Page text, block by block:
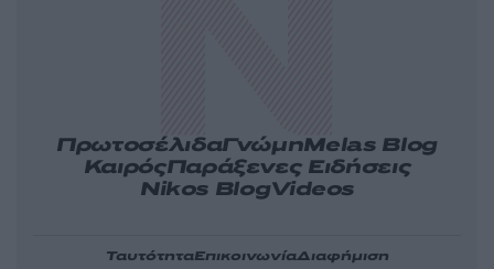
ΠρωτοσέλιδαΓνώμηMelas Blog
ΚαιρόςΠαράξενες Ειδήσεις
Nikos BlogVideos
ΤαυτότηταΕπικοινωνίαΔιαφήμιση